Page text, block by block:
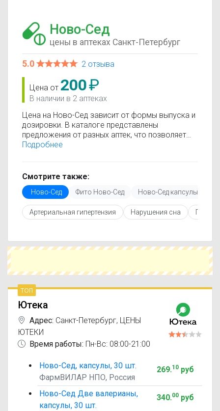
Ново-Сед
цены в аптеках Санкт-Петербург
5.0 2 отзыва
Цена от 200₽
В наличии в 2 аптеках
Цена на Ново-Сед зависит от формы выпуска и
дозировки. В каталоге представлены
предложения от разных аптек, что позволяет
быстро найти, где купить Ново-Сед по
только актуальные данные.
Перед покупкой рекомендуется ознакомиться с
инструкцией по применению, показаниями и
противопоказаниями. При необходимости вы
можете подобрать аналоги Ново-Сед с
Чтобы купить Ново-Сед в ближайшей аптеке,
укажите свой город и сравните предложения.
оптимальный вариант по цене и наличию.
Подробнее
Смотрите также:
Ново-Сед Фито Ново-Сед Ново-Сед капсулы
Артериальная гипертензия Нарушения сна
топ
Ютека
Адрес: Санкт-Петербург, ЦЕНЫ
ЮТЕКИ
Время работы: Пн-Вс: 08:00-21:00
Ново-Сед, капсулы, 30 шт.
ФармВИЛАР НПО, Россия
269.10руб
Ново-Сед Две валерианы,
капсулы, 30 шт.
340.00руб